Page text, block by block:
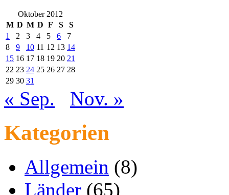
Oktober 2012
M D M D F S
S
1
2 3 4 5 6
7
8
9 10 11 12 13 14
15 16 17 18 19 20 21
22 23 24 25 26 27 28
29 30 31
« Sep. Nov. »
Kategorien
Allgemein (8)
Länder (65)